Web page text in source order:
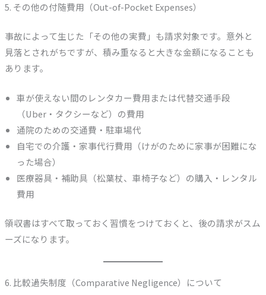
5. その他の付随費用（Out-of-Pocket Expenses）
事故によって生じた「その他の実費」も請求対象です。意外と
見落とされがちですが、積み重なると大きな金額になることも
あります。
車が使えない間のレンタカー費用または代替交通手段
（Uber・タクシーなど）の費用
通院のための交通費・駐車場代
自宅での介護・家事代行費用（けがのために家事が困難にな
った場合）
医療器具・補助具（松葉杖、車椅子など）の購入・レンタル
費用
領収書はすべて取っておく習慣をつけておくと、後の請求がスム
ーズになります。
6. 比較過失制度（Comparative Negligence）について